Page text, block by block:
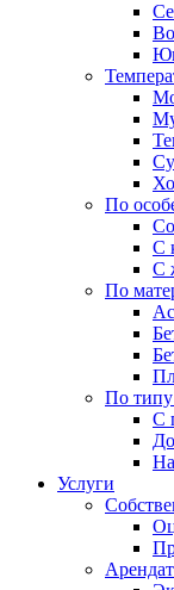
По
С
С
По
По типу
С
Услуги